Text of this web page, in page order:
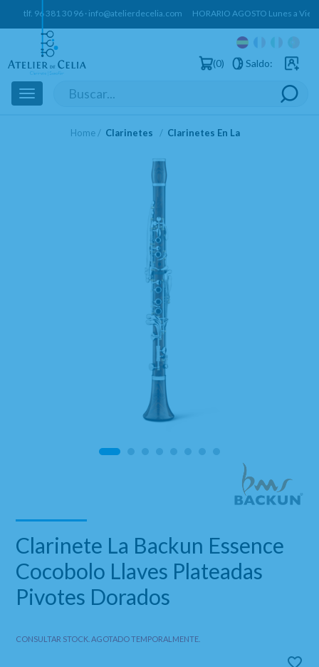
tlf. 96 381 30 96 · info@atelierdecelia.com HORARIO AGOSTO Lunes a
0 Saldo:
Toggle
navigation
Home Clarinetes Clarinetes En La
Clarinete La Backun Essence
Cocobolo Llaves Plateadas
Pivotes Dorados
CONSULTAR STOCK. AGOTADO TEMPORALMENTE.